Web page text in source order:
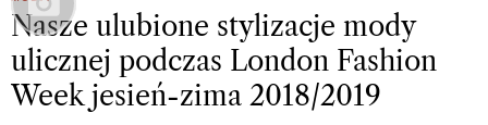
Nasze ulubione stylizacje mody
ulicznej podczas London Fashion
Week jesień-zima 2018/2019